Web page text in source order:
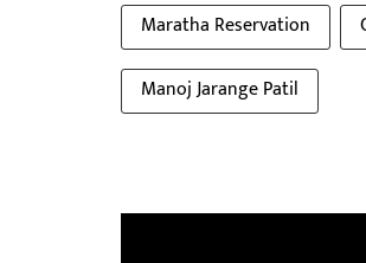
Maratha Reservation
Manoj Jarange Patil